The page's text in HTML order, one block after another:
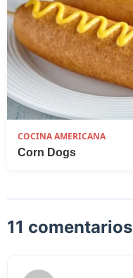
COCINA AMERICANA
Corn Dogs
11 comentarios